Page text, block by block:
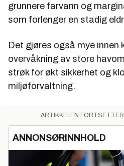
grunnere farvann og
som forlenger en stadig
Det gjøres også mye innen
overvåkning av store
strøk for økt sikkerhet og
miljøforvaltning.
ARTIKKELEN
ANNONSØRINNHOLD